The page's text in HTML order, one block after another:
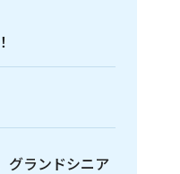
グランドシニア